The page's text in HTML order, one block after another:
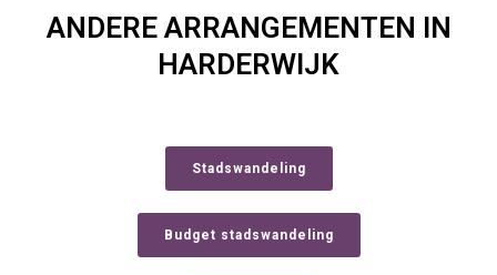
ANDERE ARRANGEMENTEN IN
HARDERWIJK
Stadswandeling
Budget stadswandeling